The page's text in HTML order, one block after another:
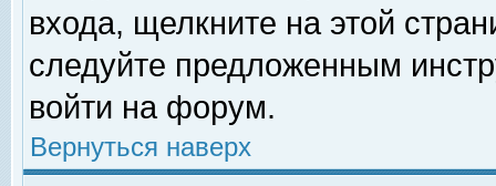
входа, щелкните на этой
следуйте предложенным
войти на форум.
Вернуться наверх